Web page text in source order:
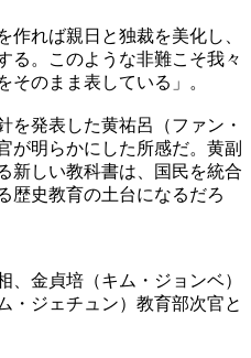
作れば親日と独裁を美化し、
る。このような非難こそ我々
そのまま表している」。
を発表した黄祐呂（ファン・
が明らかにした所感だ。黄副
新しい教科書は、国民を統合
歴史教育の土台になるだろ
、金貞培（キム・ジョンベ）
・ジェチュン）教育部次官と